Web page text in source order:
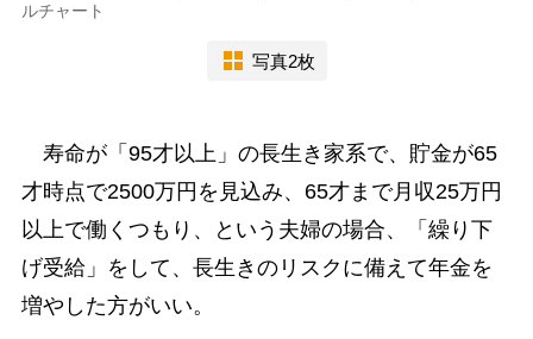
ルチャート
写真2枚
寿命が「95才以上」の長生き家系で、貯金が65
才時点で2500万円を見込み、65才まで月収25万円
以上で働くつもり、という夫婦の場合、「繰り下
げ受給」をして、長生きのリスクに備えて年金を
増やした方がいい。